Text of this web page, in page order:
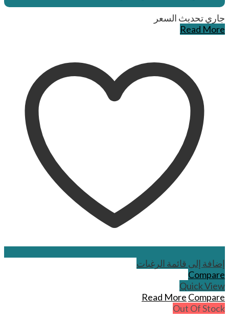
جاري تحديث السعر
Read More
إضافة إلى قائمة الرغبات
Compare
Quick View
Read More Compare
Out Of Stock